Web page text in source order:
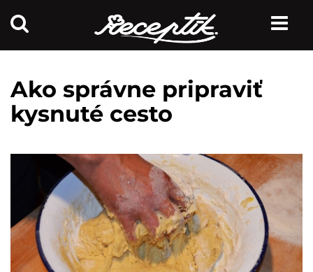
Ako správne pripraviť
kysnuté cesto